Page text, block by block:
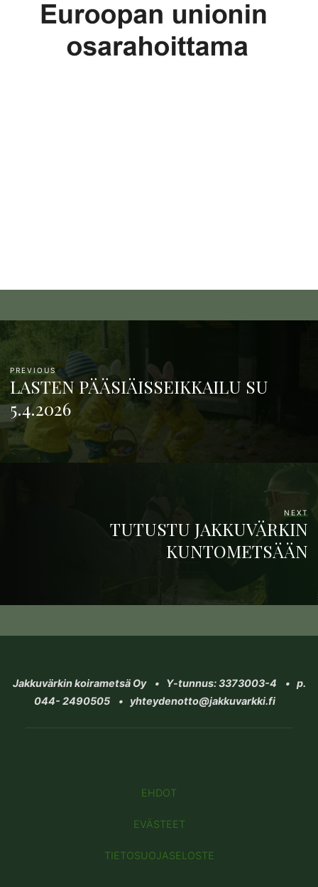
PREVIOUS
LASTEN PÄÄSIÄISSEIKKAILU SU
5.4.2026
NEXT
TUTUSTU JAKKUVÄRKIN
KUNTOMETSÄÄN
Jakkuvärkin koirametsä Oy • Y-tunnus: 3373003-4 • p.
044- 2490505 • yhteydenotto@jakkuvarkki.fi
EHDOT
EVÄSTEET
TIETOSUOJASELOSTE